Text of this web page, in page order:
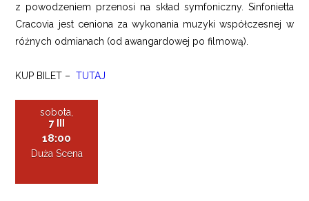
z powodzeniem przenosi na skład symfoniczny. Sinfonietta
Cracovia jest ceniona za wykonania muzyki współczesnej w
różnych odmianach (od awangardowej po filmową).
KUP BILET –TUTAJ
sobota,
7 III
18:00
Duża Scena